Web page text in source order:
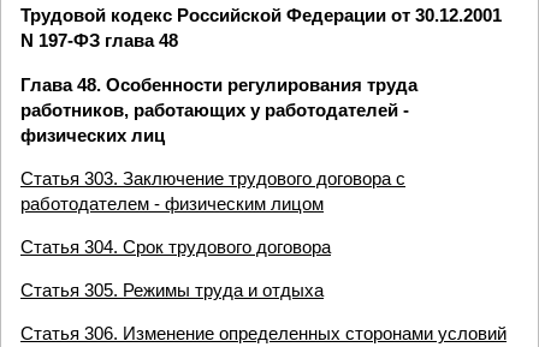
Трудовой кодекс Российской Федерации от 30.12.2001
N 197-ФЗ глава 48
Глава 48. Особенности регулирования труда
работников, работающих у работодателей -
физических лиц
Статья 303. Заключение трудового договора с
работодателем - физическим лицом
Статья 304. Срок трудового договора
Статья 305. Режимы труда и отдыха
Статья 306. Изменение определенных сторонами условий